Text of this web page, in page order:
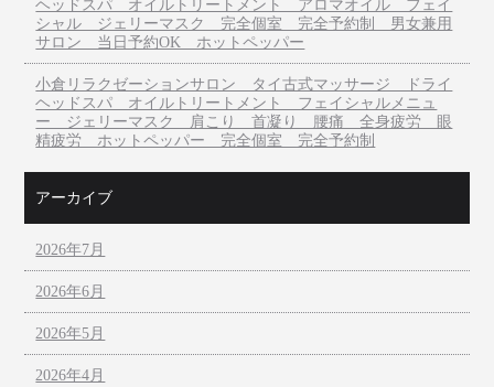
ヘッドスパ オイルトリートメント アロマオイル フェイ
シャル ジェリーマスク 完全個室 完全予約制 男女兼用
サロン 当日予約OK ホットペッパー
小倉リラクゼーションサロン タイ古式マッサージ ドライ
ヘッドスパ オイルトリートメント フェイシャルメニュ
ー ジェリーマスク 肩こり 首凝り 腰痛 全身疲労 眼
精疲労 ホットペッパー 完全個室 完全予約制
アーカイブ
2026年7月
2026年6月
2026年5月
2026年4月